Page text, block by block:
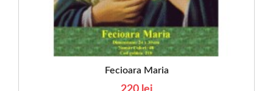
Fecioara Maria